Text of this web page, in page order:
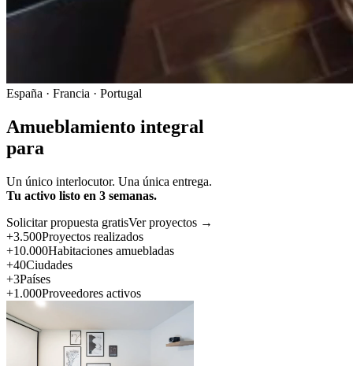
España · Francia · Portugal
Amueblamiento integral
para
Un único interlocutor. Una única entrega.
Tu activo listo en 3 semanas.
Solicitar propuesta gratisVer proyectos →
+3.500Proyectos realizados
+10.000Habitaciones amuebladas
+40Ciudades
+3Países
+1.000Proveedores activos